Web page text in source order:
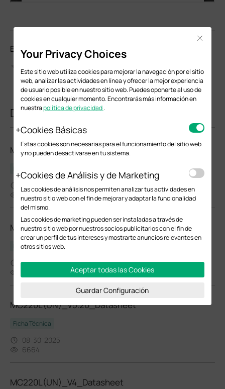
Evalúa este documento
Documentos relacionados
MC220L(UN)_V5.26_Datasheet
08-30-2025
1793
MC220L(UN)_V4.2_Datasheet
Ficha Técnica
12-15-2023
MC220L(UN)_V5.20_Datasheet
Ficha Técnica
08-30-2025
6664
MC220L(UN)_V4_Datasheet
Your Privacy Choices
Este sitio web utiliza cookies para mejorar la navegación por el sitio
web, analizar las actividades en línea y ofrecer la mejor experiencia
de usuario posible en nuestro sitio web. Puedes oponerte al uso de
cookies en cualquier momento. Encontrarás más información en
nuestrapolítica de privacidad.
Cookies Básicas
Estas cookies son necesarias para el funcionamiento del sitio web
y no pueden desactivarse en tu sistema.
Cookies de Análisis y de Marketing
Las cookies de análisis nos permiten analizar tus actividades en
nuestro sitio web con el fin de mejorar y adaptar la funcionalidad
del mismo.
Las cookies de marketing pueden ser instaladas a través de
nuestro sitio web por nuestros socios publicitarios con el fin de
crear un perfil de tus intereses y mostrarte anuncios relevantes en
otros sitios web.
Aceptar todas las Cookies
Guardar Configuración
Close